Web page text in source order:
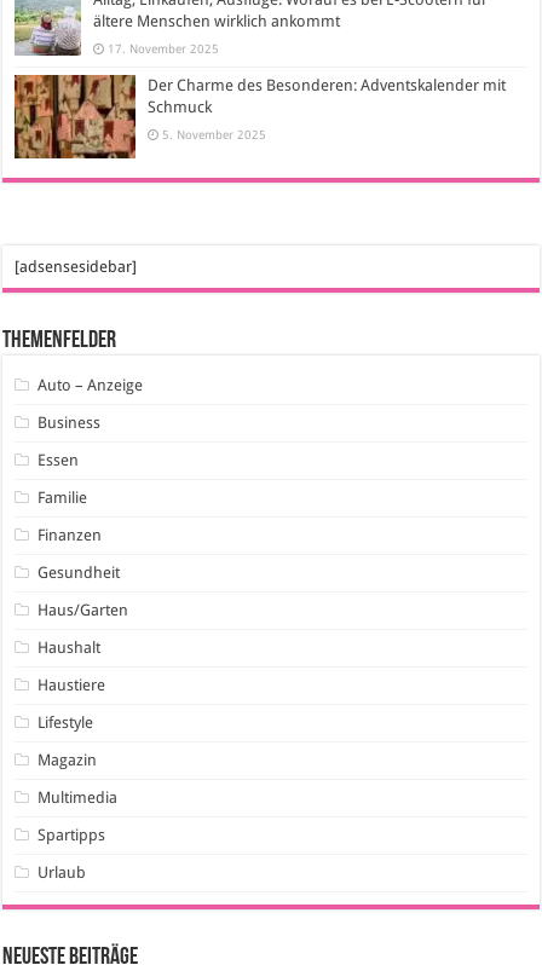
ältere Menschen wirklich ankommt
17. November 2025
Der Charme des Besonderen: Adventskalender mit
Schmuck
5. November 2025
[adsensesidebar]
Themenfelder
Auto – Anzeige
Business
Essen
Familie
Finanzen
Gesundheit
Haus/Garten
Haushalt
Haustiere
Lifestyle
Magazin
Multimedia
Spartipps
Urlaub
Neueste Beiträge